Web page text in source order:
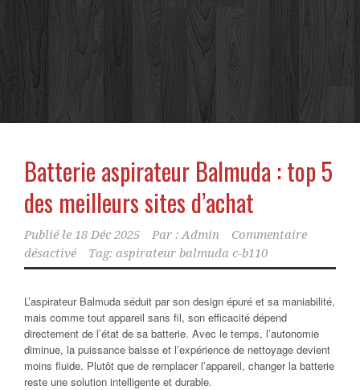
Batterie aspirateur Balmuda : top 5
des meilleurs sites d’achat
Publié le 18 Déc 2025 Par : Admin
Commentaire
désactivé
Tag: aspirateur balmuda c-b110
L’aspirateur Balmuda séduit par son design épuré et sa maniabilité,
mais comme tout appareil sans fil, son efficacité dépend
directement de l’état de sa batterie. Avec le temps, l’autonomie
diminue, la puissance baisse et l’expérience de nettoyage devient
moins fluide. Plutôt que de remplacer l’appareil, changer la batterie
reste une solution intelligente et durable.